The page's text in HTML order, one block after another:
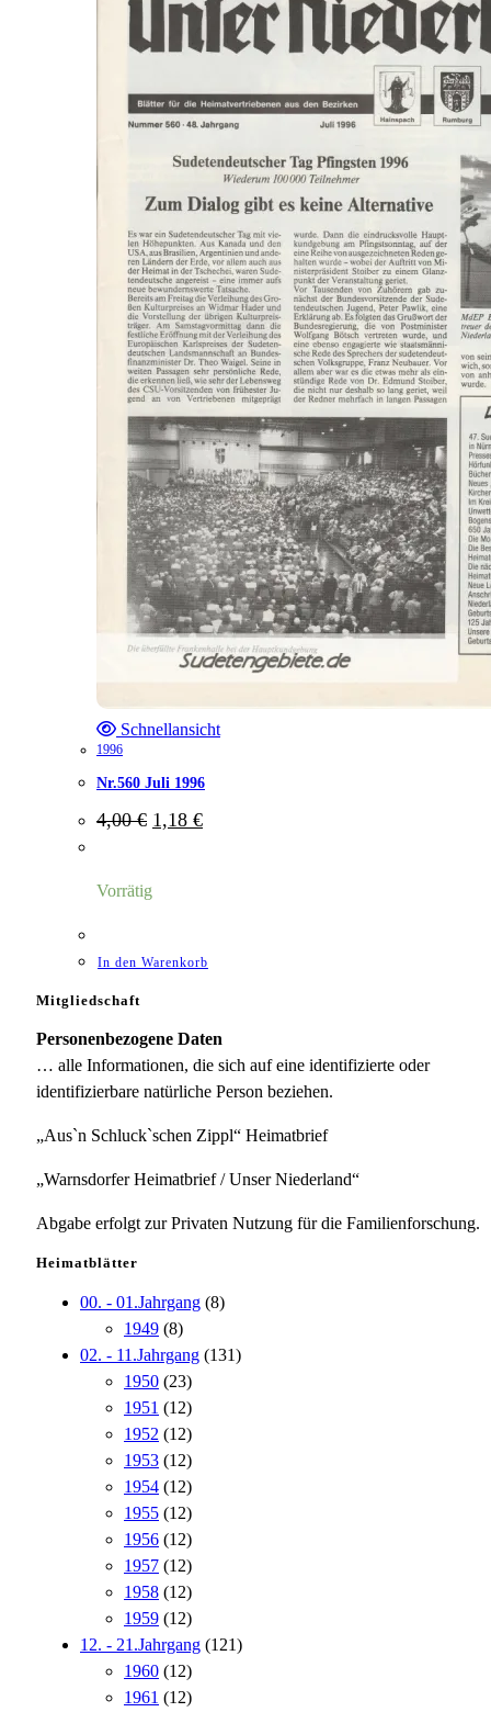
Schnellansicht
1996
Nr.560 Juli 1996
4,00€ Ursprünglicher
Preis
1,18 €Aktueller
Preis
Vorrätig
In den Warenkorb
Mitgliedschaft
Personenbezogene Daten
… alle Informationen, die sich auf eine identifizierte oder
identifizierbare natürliche Person beziehen.
„Aus`n Schluck`schen Zippl“ Heimatbrief
„Warnsdorfer Heimatbrief / Unser Niederland“
Abgabe erfolgt zur Privaten Nutzung für die Familienforschung.
Heimatblätter
00. - 01.Jahrgang (8)
1949 (8)
02. - 11.Jahrgang (131)
1950 (23)
1951 (12)
1952 (12)
1953 (12)
1954 (12)
1955 (12)
1956 (12)
1957 (12)
1958 (12)
1959 (12)
12. - 21.Jahrgang (121)
1960 (12)
1961 (12)